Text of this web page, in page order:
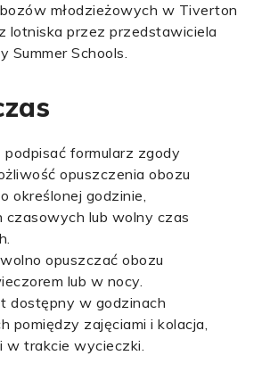
młodzieżowych w Tiverton
lotniska przez przedstawiciela
Summer Schools.
podpisać formularz zgody
opuszczenia obozu
określonej godzinie,
czasowych lub wolny czas
opuszczać obozu
lub w nocy.
dostępny w godzinach
pomiędzy zajęciami i kolacja,
w trakcie wycieczki.